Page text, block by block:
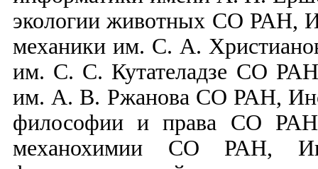
экологии животных СО РАН,
механики им. С. А.
им. С. С. Кутателадзе СО
им. А. В. Ржанова СО РАН,
философии и права СО
механохимии СО РАН,